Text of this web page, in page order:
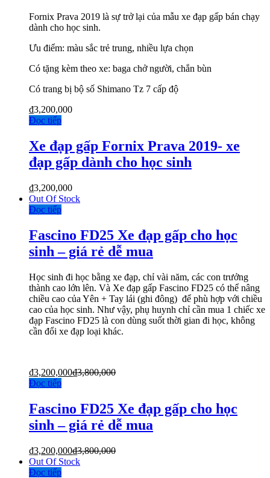
Fornix Prava 2019 là sự trở lại của mẫu xe đạp gấp bán chạy
dành cho học sinh.
Ưu điểm: màu sắc trẻ trung, nhiều lựa chọn
Có tặng kèm theo xe: baga chở người, chắn bùn
Có trang bị bộ số Shimano Tz 7 cấp độ
₫3,200,000
Đọc tiếp
Xe đạp gấp Fornix Prava 2019- xe
đạp gấp dành cho học sinh
₫3,200,000
Out Of Stock
Đọc tiếp
Fascino FD25 Xe đạp gấp cho học
sinh – giá rẻ dễ mua
Học sinh đi học bằng xe đạp, chỉ vài năm, các con trưởng
thành cao lớn lên. Và Xe đạp gấp Fascino FD25 có thể nâng
chiều cao của Yên + Tay lái (ghi đông) để phù hợp với chiều
cao của học sinh. Như vậy, phụ huynh chỉ cần mua 1 chiếc xe
đạp Fascino FD25 là con dùng suốt thời gian đi học, không
cần đổi xe đạp loại khác.
₫3,200,000₫3,800,000
Đọc tiếp
Fascino FD25 Xe đạp gấp cho học
sinh – giá rẻ dễ mua
₫3,200,000₫3,800,000
Out Of Stock
Đọc tiếp